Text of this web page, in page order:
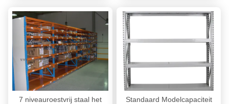
7 niveauroestvrij staal het
Standaard Modelcapaciteit